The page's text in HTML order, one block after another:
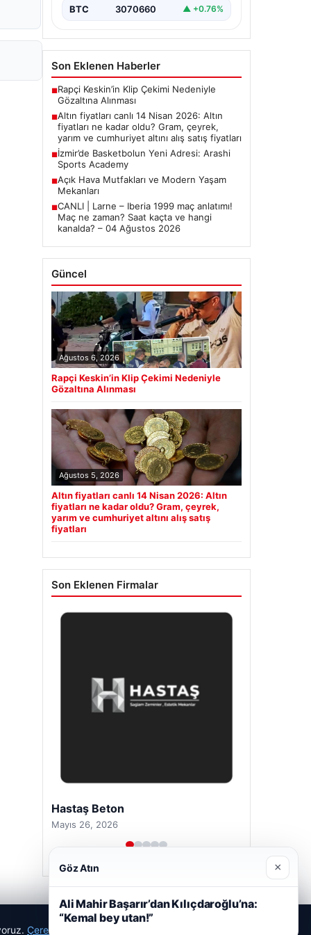
BTC 3070660 ▲ +0.76%
Son Eklenen Haberler
■Rapçi Keskin’in Klip Çekimi Nedeniyle
Gözaltına Alınması
■Altın fiyatları canlı 14 Nisan 2026: Altın
fiyatları ne kadar oldu? Gram, çeyrek,
yarım ve cumhuriyet altını alış satış fiyatları
■İzmir’de Basketbolun Yeni Adresi: Arashi
Sports Academy
■Açık Hava Mutfakları ve Modern Yaşam
Mekanları
■CANLI | Larne – Iberia 1999 maç anlatımı!
Maç ne zaman? Saat kaçta ve hangi
kanalda? – 04 Ağustos 2026
Güncel
Ağustos 6, 2026
Rapçi Keskin’in Klip Çekimi Nedeniyle
Gözaltına Alınması
Ağustos 5, 2026
Altın fiyatları canlı 14 Nisan 2026: Altın
fiyatları ne kadar oldu? Gram, çeyrek,
yarım ve cumhuriyet altını alış satış
fiyatları
Son Eklenen Firmalar
Hastaş Beton
Mayıs 26, 2026
Çerez Politikamız
Göz Atın ×
Ali Mahir Başarır’dan Kılıçdaroğlu’na:
“Kemal bey utan!”